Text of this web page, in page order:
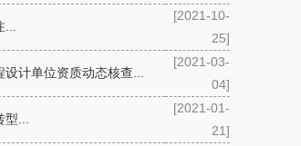
[2021-10-
25]
计单位资质动态核查...
[2021-03-
04]
...
[2021-01-
21]